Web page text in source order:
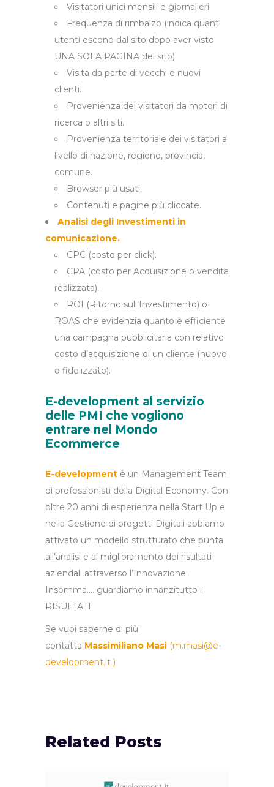
Visitatori unici mensili e giornalieri.
Frequenza di rimbalzo (indica quanti
utenti escono dal sito dopo aver visto
UNA SOLA PAGINA del sito).
Visita da parte di vecchi e nuovi
clienti.
Provenienza dei visitatori da motori di
ricerca o altri siti.
Provenienza territoriale dei visitatori a
livello di nazione, regione, provincia,
comune.
Browser più usati.
Contenuti e pagine più cliccate.
Analisi degli Investimenti in
comunicazione.
CPC (costo per click).
CPA (costo per Acquisizione o vendita
realizzata).
ROI (Ritorno sull’Investimento) o
ROAS che evidenzia quanto è efficiente
una campagna pubblicitaria con relativo
costo d’acquisizione di un cliente (nuovo
o fidelizzato).
E-development al servizio
delle PMI che vogliono
entrare nel Mondo
Ecommerce
E-development è un Management Team
di professionisti della Digital Economy. Con
oltre 20 anni di esperienza nella Start Up e
nella Gestione di progetti Digitali abbiamo
attivato un modello strutturato che punta
all’analisi e al miglioramento dei risultati
aziendali attraverso l’Innovazione.
Insomma…. guardiamo innanzitutto i
RISULTATI.
Se vuoi saperne di più
contatta Massimiliano Masi (m.masi@e-
development.it )
Related Posts